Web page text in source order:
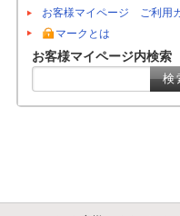
お客様マイページ ご利用
マークとは
お客様マイページ内検索